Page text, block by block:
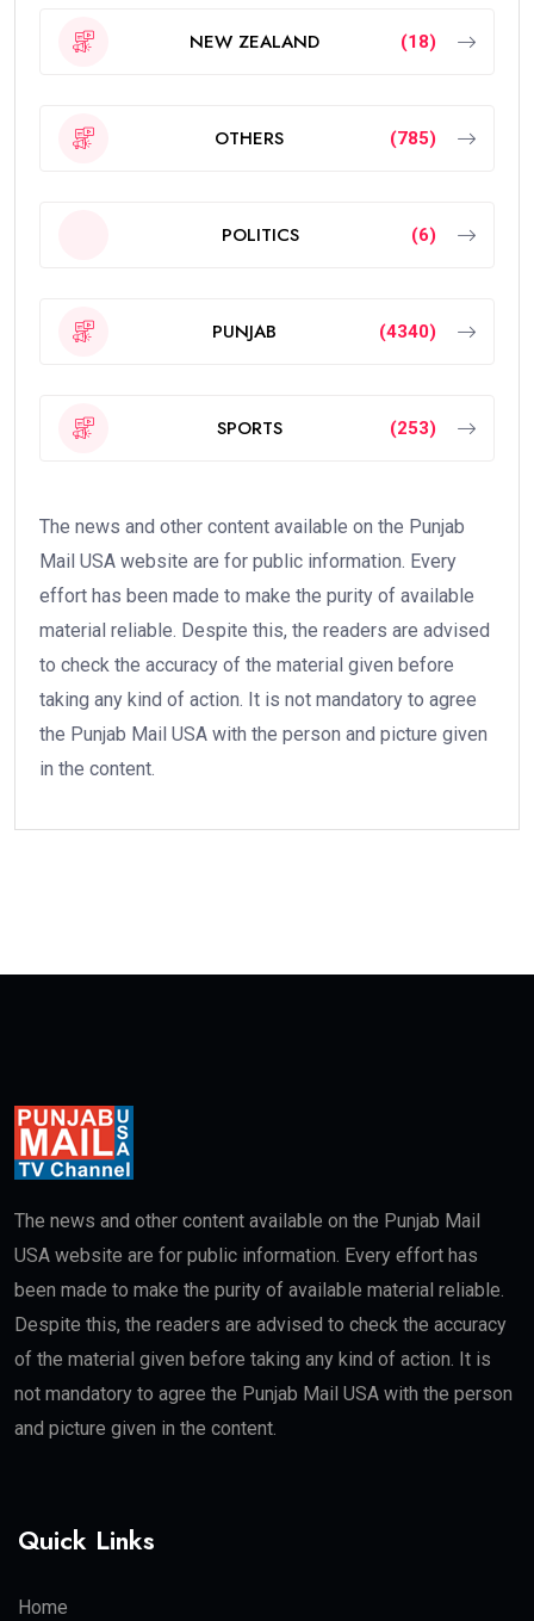
NEW ZEALAND (18)
OTHERS (785)
POLITICS (6)
PUNJAB (4340)
SPORTS (253)
The news and other content available on the Punjab
Mail USA website are for public information. Every
effort has been made to make the purity of available
material reliable. Despite this, the readers are advised
to check the accuracy of the material given before
taking any kind of action. It is not mandatory to agree
the Punjab Mail USA with the person and picture given
in the content.
The news and other content available on the Punjab Mail
USA website are for public information. Every effort has
been made to make the purity of available material reliable.
Despite this, the readers are advised to check the accuracy
of the material given before taking any kind of action. It is
not mandatory to agree the Punjab Mail USA with the person
and picture given in the content.
Quick Links
Home